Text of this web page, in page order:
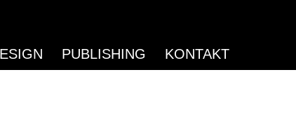
PUBLISHING KONTAKT